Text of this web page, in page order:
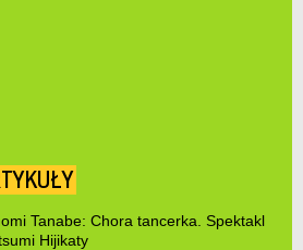
Tanabe: Chora tancerka. Spektakl
Hijikaty